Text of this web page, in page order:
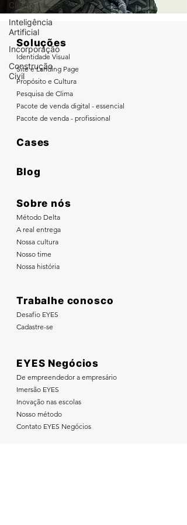
Cliente
Inteligência
Artificial
Incorporação
Construção
Civil
Soluções
Identidade Visual
Site e Landing Page
Propósito e Cultura
Pesquisa de Clima
Pacote de venda digital - essencial
Pacote de venda - profissional
Cases
Blog
Sobre nós
Método Delta
A real entrega
Nossa cultura
Nosso time
Nossa história
Trabalhe conosco
Desafio EYES
Cadastre-se
EYES Negócios
De empreendedor a empresário
Imersão EYES
Inovação nas escolas
Nosso método
Contato EYES Negócios